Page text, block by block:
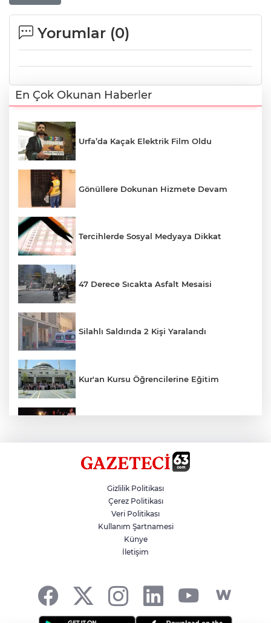
Yorumlar (0)
En Çok Okunan Haberler
Urfa’da Kaçak Elektrik Film Oldu
Gönüllere Dokunan Hizmete Devam
Tercihlerde Sosyal Medyaya Dikkat
47 Derece Sıcakta Asfalt Mesaisi
Silahlı Saldırıda 2 Kişi Yaralandı
Kur'an Kursu Öğrencilerine Eğitim
Siverek’te Mahmut Gülel Dönemi
Filistin Konvoyuna Coşkulu Karşılama
Gizlilik Politikası
Çerez Politikası
Veri Politikası
Kullanım Şartnamesi
Künye
İletişim